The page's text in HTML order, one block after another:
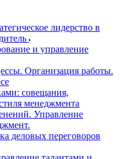
лидерство в
и управление
Организация работы.
совещания,
менеджмента
Управление
деловых переговоров